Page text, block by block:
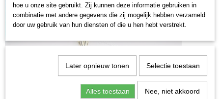
hoe u onze site gebruikt. Zij kunnen deze informatie gebruiken in
combinatie met andere gegevens die zij mogelijk hebben verzameld
door uw gebruik van hun diensten of die u hen hebt verstrekt.
Later opnieuw tonen Selectie toestaan
Alles toestaan Nee, niet akkoord